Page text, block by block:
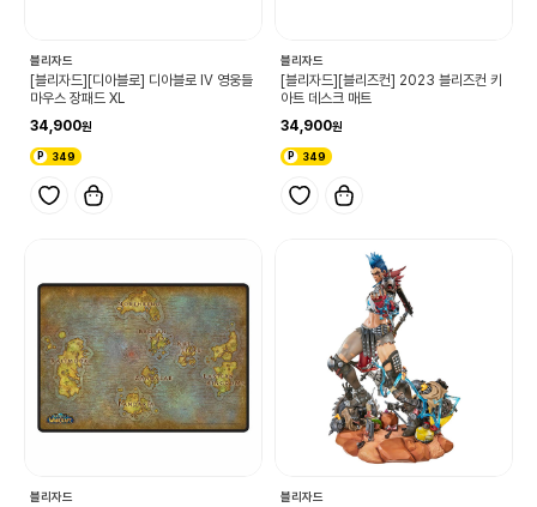
블리자드
[블리자드][디아블로] 디아블로 IV 영웅들
마우스 장패드 XL
34,900
349
블리자드
[블리자드][블리즈컨] 2023 블리즈컨 키
아트 데스크 매트
34,900
349
블리자드 블리자드